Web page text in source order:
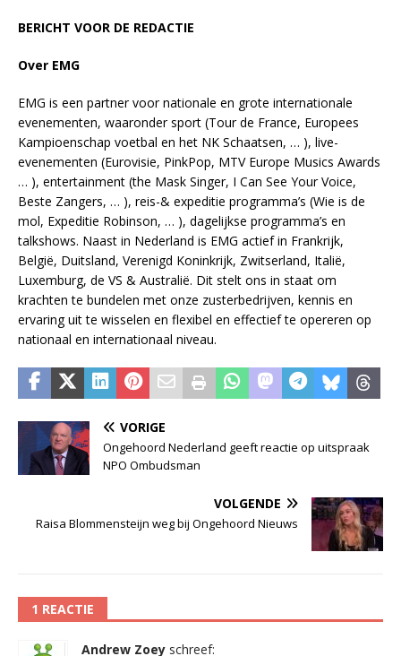
BERICHT VOOR DE REDACTIE
Over EMG
EMG is een partner voor nationale en grote internationale
evenementen, waaronder sport (Tour de France, Europees
Kampioenschap voetbal en het NK Schaatsen, … ), live-
evenementen (Eurovisie, PinkPop, MTV Europe Musics Awards
… ), entertainment (the Mask Singer, I Can See Your Voice,
Beste Zangers, … ), reis-& expeditie programma’s (Wie is de
mol, Expeditie Robinson, … ), dagelijkse programma’s en
talkshows. Naast in Nederland is EMG actief in Frankrijk,
België, Duitsland, Verenigd Koninkrijk, Zwitserland, Italië,
Luxemburg, de VS & Australië. Dit stelt ons in staat om
krachten te bundelen met onze zusterbedrijven, kennis en
ervaring uit te wisselen en flexibel en effectief te opereren op
nationaal en internationaal niveau.
VORIGE
Ongehoord Nederland geeft reactie op uitspraak
NPO Ombudsman
VOLGENDE
Raisa Blommensteijn weg bij Ongehoord Nieuws
1 REACTIE
Andrew Zoey schreef: